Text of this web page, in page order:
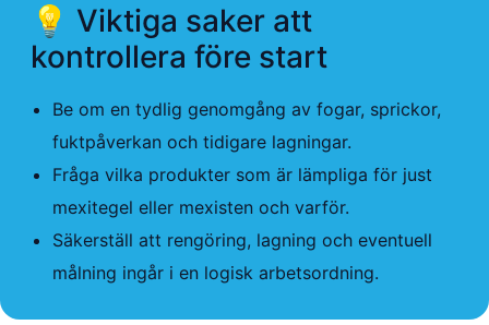
💡 Viktiga saker att
kontrollera före start
Be om en tydlig genomgång av fogar, sprickor,
fuktpåverkan och tidigare lagningar.
Fråga vilka produkter som är lämpliga för just
mexitegel eller mexisten och varför.
Säkerställ att rengöring, lagning och eventuell
målning ingår i en logisk arbetsordning.